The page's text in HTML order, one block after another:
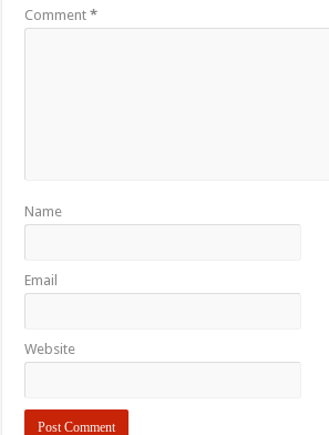
Comment*
Name
Email
Website